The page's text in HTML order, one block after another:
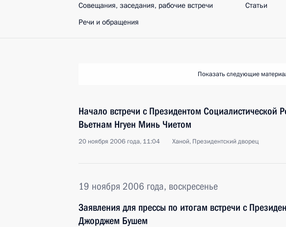
Совещания, заседания, рабочие встречи
Речи и обращения
Статьи
Показать следующие
Начало встречи с Президентом Социалистической
Вьетнам Нгуен Минь Чиетом
20 ноября 2006 года, 11:04 Ханой, Президентский дворец
19 ноября 2006 года, воскресенье
Заявления для прессы по итогам встречи с
Джорджем Бушем